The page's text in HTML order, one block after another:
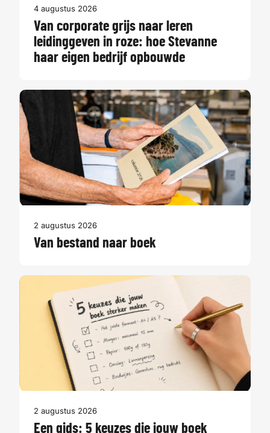
4 augustus 2026
Van corporate grijs naar leren
leidinggeven in roze: hoe Stevanne
haar eigen bedrijf opbouwde
2 augustus 2026
Van bestand naar boek
2 augustus 2026
Een gids: 5 keuzes die jouw boek